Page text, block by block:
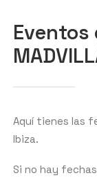
Eventos
Aquí tienes las
Ibiza.
Si no hay